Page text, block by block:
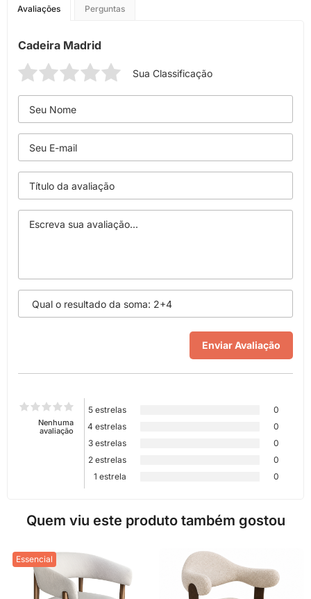
Avaliações Perguntas
Cadeira Madrid
Sua Classificação
Nenhuma
avaliação
5 estrelas
0
4 estrelas
0
3 estrelas
0
2 estrelas
0
1 estrela
0
Quem viu este produto também gostou
Essencial